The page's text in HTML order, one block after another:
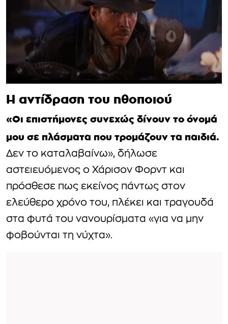
Η αντίδραση του ηθοποιού
«Οι επιστήμονες συνεχώς δίνουν το όνομά
μου σε πλάσματα που τρομάζουν τα παιδιά.
Δεν το καταλαβαίνω», δήλωσε
αστειευόμενος ο Χάρισον Φορντ και
πρόσθεσε πως εκείνος πάντως στον
ελεύθερο χρόνο του, πλέκει και τραγουδά
στα φυτά του νανουρίσματα «για να μην
φοβούνται τη νύχτα».